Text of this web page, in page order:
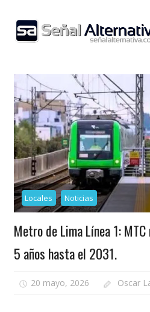
content
Locales Noticias
Metro de Lima Línea 1:
5 años hasta el 2031.
20 mayo, 2026 Oscar